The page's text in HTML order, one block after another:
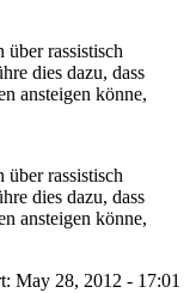
rassistisch
dies dazu, dass
ansteigen könne,
rassistisch
dies dazu, dass
ansteigen könne,
May 28, 2012 - 17:01